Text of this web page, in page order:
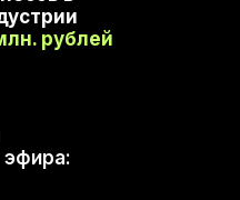
эфира:
рублей